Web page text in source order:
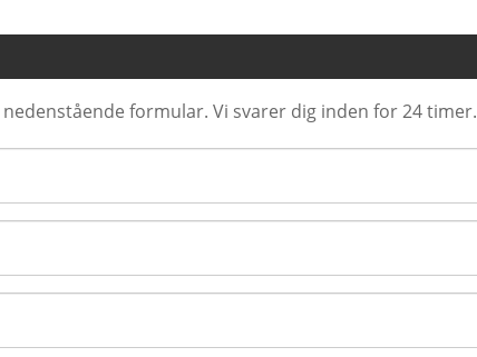
formular. Vi svarer dig inden for 24 timer.